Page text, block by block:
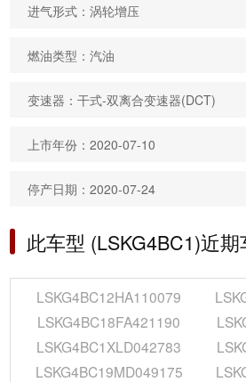
进气形式：涡轮增压
燃油类型：汽油
变速器：干式-双离合变速器(DCT)
上市年份：2020-07-10
停产日期：2020-07-24
此车型 (LSKG4BC1)近
LSKG4BC12HA110079
LSKG4BC18FA421190
LSKG4BC1XLD042783
LSKG4BC19MD049175